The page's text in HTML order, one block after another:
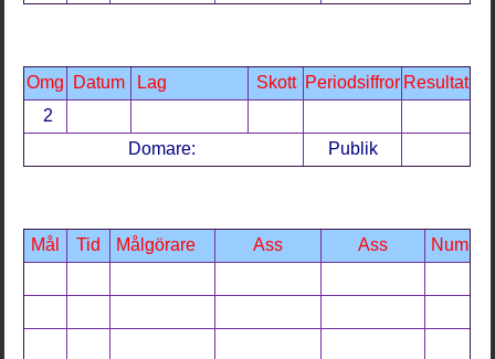
Omg Datum Lag Skott Periodsiffror Resultat
2
Domare:
Publik
Mål Tid Målgörare Ass Ass Num